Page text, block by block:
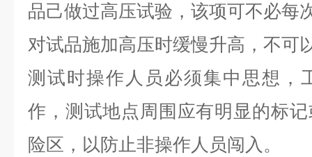
品己做过高压试验，该项可不必每
对试品施加高压时缓慢升高，不可
测试时操作人员必须集中思想，
作，测试地点周围应有明显的标
险区，以防止非操作人员闯入。